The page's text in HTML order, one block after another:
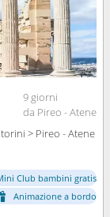
9 giorni
da Pireo - Atene
> Pireo - Atene
Club bambini gratis
Animazione a bordo